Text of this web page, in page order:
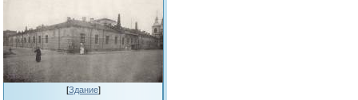
[Здание]